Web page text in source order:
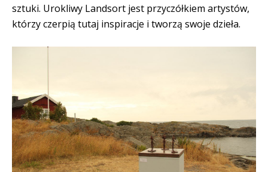
sztuki. Urokliwy Landsort jest przyczółkiem artystów,
którzy czerpią tutaj inspiracje i tworzą swoje dzieła.